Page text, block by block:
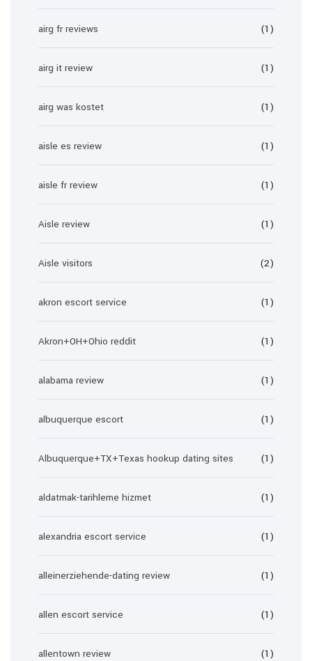
airg fr reviews (1)
airg it review (1)
airg was kostet (1)
aisle es review (1)
aisle fr review (1)
Aisle review (1)
Aisle visitors (2)
akron escort service (1)
Akron+OH+Ohio reddit (1)
alabama review (1)
albuquerque escort (1)
Albuquerque+TX+Texas hookup dating sites (1)
aldatmak-tarihleme hizmet (1)
alexandria escort service (1)
alleinerziehende-dating review (1)
allen escort service (1)
allentown review (1)